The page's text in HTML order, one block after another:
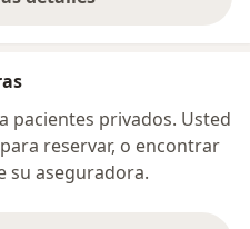
sobre la dirección
pacientes privados. Usted
reservar, o encontrar
su aseguradora.